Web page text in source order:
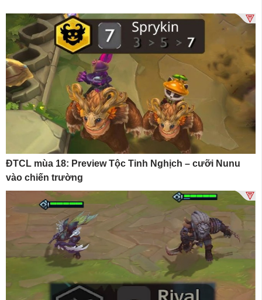
ĐTCL mùa 18: Preview Tộc Tinh Nghịch – cưỡi Nunu
vào chiến trường